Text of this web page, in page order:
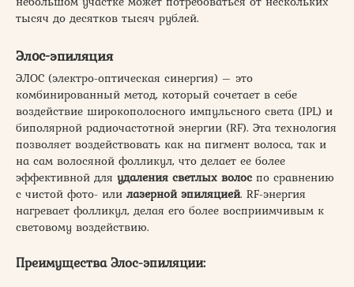
тысяч до десятков тысяч рублей.
Элос-эпиляция
ЭЛОС (электро-оптическая синергия) – это
комбинированный метод, который сочетает в себе
воздействие широкополосного импульсного света (IPL) и
биполярной радиочастотной энергии (RF). Эта технология
позволяет воздействовать как на пигмент волоса, так и
на сам волосяной фолликул, что делает ее более
эффективной для удаления светлых волос по сравнению
с чистой фото- или лазерной эпиляцией. RF-энергия
нагревает фолликул, делая его более восприимчивым к
световому воздействию.
Преимущества Элос-эпиляции: